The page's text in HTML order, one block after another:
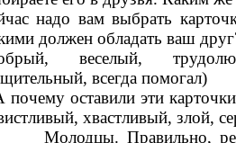
надо вам выбрать
должен обладать ваш
веселый,
всегда помогал)
почему оставили эти
хвастливый, злой,
Правильно,